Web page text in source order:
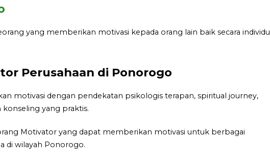
yang memberikan motivasi kepada orang lain baik secara individu
Perusahaan di Ponorogo
motivasi dengan pendekatan psikologis terapan, spiritual journey,
yang praktis.
Motivator yang dapat memberikan motivasi untuk berbagai
di wilayah Ponorogo.